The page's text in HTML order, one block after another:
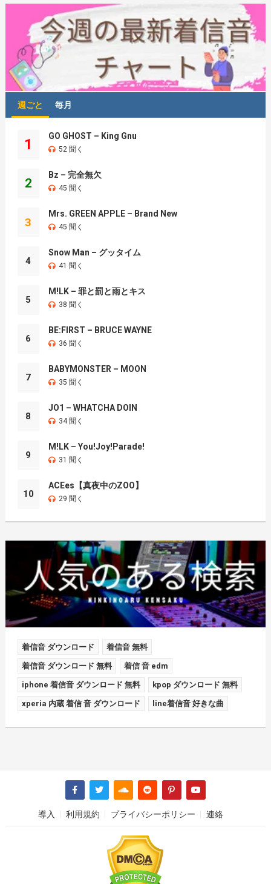
週ごと 毎月
1
GO GHOST – King Gnu
52 聞く
2
Bz – 完全無欠
45 聞く
3
Mrs. GREEN APPLE – Brand New
45 聞く
4
Snow Man – グッタイム
41 聞く
5
M!LK – 罪と罰と雨とキス
38 聞く
6
BE:FIRST – BRUCE WAYNE
36 聞く
7
BABYMONSTER – MOON
35 聞く
8
JO1 – WHATCHA DOIN
34 聞く
9
M!LK – You!Joy!Parade!
31 聞く
10
ACEes【真夜中のZOO】
29 聞く
着信音 ダウンロード 着信音 無料
着信音 ダウンロード 無料 着信 音 edm
iphone 着信音 ダウンロード 無料 kpop ダウンロード 無料
xperia 内蔵 着信 音 ダウンロード line着信音 好きな曲
導入 利用規約 プライバシーポリシー 連絡